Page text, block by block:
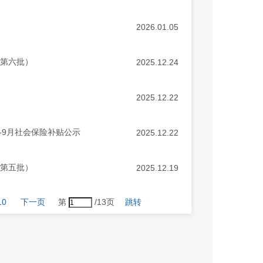
2026.01.05
六批） 2025.12.24
2025.12.22
月社会保险补贴公示 2025.12.22
五批） 2025.12.19
下一页 第 /13页 跳转